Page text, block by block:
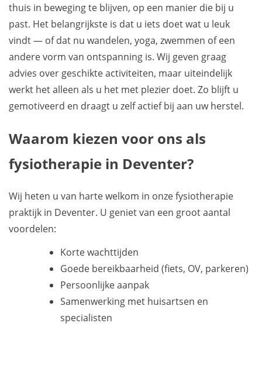
thuis in beweging te blijven, op een manier die bij u
past. Het belangrijkste is dat u iets doet wat u leuk
vindt — of dat nu wandelen, yoga, zwemmen of een
andere vorm van ontspanning is. Wij geven graag
advies over geschikte activiteiten, maar uiteindelijk
werkt het alleen als u het met plezier doet. Zo blijft u
gemotiveerd en draagt u zelf actief bij aan uw herstel.
Waarom kiezen voor ons als
fysiotherapie in Deventer?
Wij heten u van harte welkom in onze fysiotherapie
praktijk in Deventer. U geniet van een groot aantal
voordelen:
Korte wachttijden
Goede bereikbaarheid (fiets, OV, parkeren)
Persoonlijke aanpak
Samenwerking met huisartsen en
specialisten